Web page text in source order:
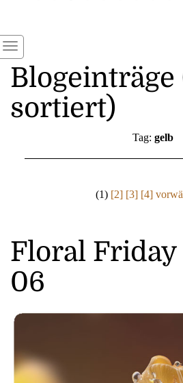
Blogeinträge
sortiert)
Tag: gelb
(1) [2] [3] [4]
Floral Friday
06